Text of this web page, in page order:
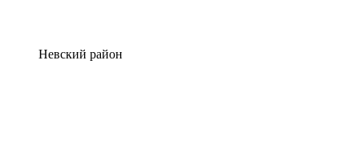
Невский район